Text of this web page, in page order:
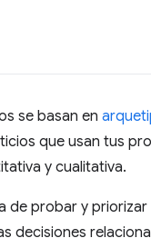
se basan en
que usan tus
y cualitativa.
de probar y priorizar
decisiones